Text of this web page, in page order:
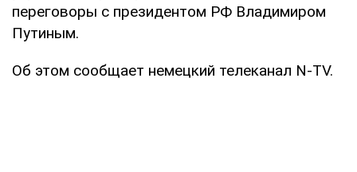
переговоры с президентом РФ Владимиром
Путиным.
Об этом сообщает немецкий телеканал N-TV.